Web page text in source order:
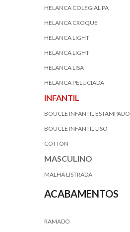
HELANCA COLEGIAL PA
HELANCA CROQUE
HELANCA LIGHT
HELANCA LIGHT
HELANCA LISA
HELANCA PELUCIADA
INFANTIL
BOUCLE INFANTIL ESTAMPADO
BOUCLE INFANTIL LISO
COTTON
MASCULINO
MALHA LISTRADA
ACABAMENTOS
RAMADO